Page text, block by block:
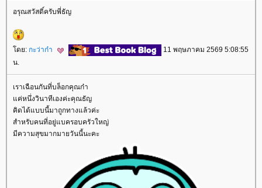
อรุณสวัสดิ์ครับพี่ธัญ
ดย: กะว่าก๋า
11 พฤษภาคม 2569 5:08:55
น.
เราเฉือนกันที่บล็อกคุณก๋า
ค่หนึ่งวินาทีเองค่ะคุณธัญ
คิดได้แบบนี้มาถูกทางแล้วค่ะ
สำหรับคนที่อยู่แบครอบครัวใหญ่
มีความสุขมากมายวันนี้นะคะ